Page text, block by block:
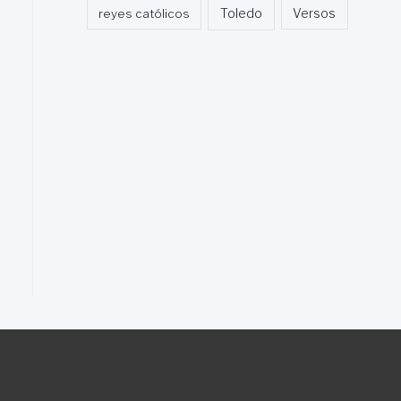
reyes católicos Toledo Versos